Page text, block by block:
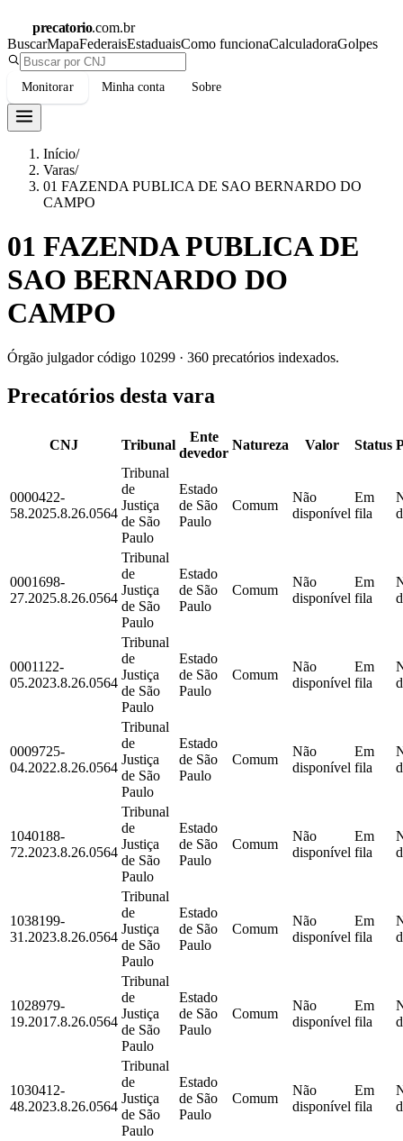
precatorio.com.br
BuscarMapaFederaisEstaduaisComo funcionaCalculadoraGolpes
Monitorar Minha conta Sobre
Início/
Varas/
01 FAZENDA PUBLICA DE SAO BERNARDO DO
CAMPO
01 FAZENDA PUBLICA DE
SAO BERNARDO DO
CAMPO
Órgão julgador código 10299 · 360 precatórios indexados.
Precatórios desta vara
CNJ Tribunal
Ente
devedor
Natureza Valor Status
0000422-
58.2025.8.26.0564
Tribunal
de
Justiça
de São
Paulo
Estado
de São
Paulo
Comum
Não
disponível
Em
fila
0001698-
27.2025.8.26.0564
Tribunal
de
Justiça
de São
Paulo
Estado
de São
Paulo
Comum
Não
disponível
Em
fila
0001122-
05.2023.8.26.0564
Tribunal
de
Justiça
de São
Paulo
Estado
de São
Paulo
Comum
Não
disponível
Em
fila
0009725-
04.2022.8.26.0564
Tribunal
de
Justiça
de São
Paulo
Estado
de São
Paulo
Comum
Não
disponível
Em
fila
1040188-
72.2023.8.26.0564
Tribunal
de
Justiça
de São
Paulo
Estado
de São
Paulo
Comum
Não
disponível
Em
fila
1038199-
31.2023.8.26.0564
Tribunal
de
Justiça
de São
Paulo
Estado
de São
Paulo
Comum
Não
disponível
Em
fila
1028979-
19.2017.8.26.0564
Tribunal
de
Justiça
de São
Paulo
Estado
de São
Paulo
Comum
Não
disponível
Em
fila
1030412-
48.2023.8.26.0564
Tribunal
de
Justiça
de São
Paulo
Estado
de São
Paulo
Comum
Não
disponível
Em
fila